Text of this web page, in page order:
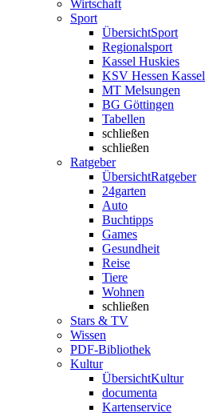
Wirtschaft
Sport
ÜbersichtSport
Regionalsport
Kassel Huskies
KSV Hessen Kassel
MT Melsungen
BG Göttingen
Tabellen
schließen
schließen
Ratgeber
ÜbersichtRatgeber
24garten
Auto
Buchtipps
Games
Gesundheit
Reise
Tiere
Wohnen
schließen
Stars & TV
Wissen
PDF-Bibliothek
Kultur
ÜbersichtKultur
documenta
Kartenservice